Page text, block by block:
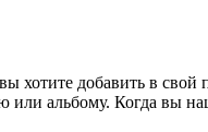
хотите добавить в свой
или альбому. Когда вы